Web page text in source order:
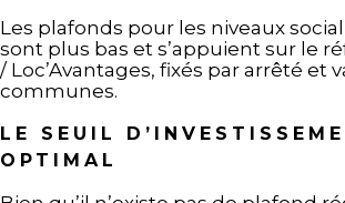
Les plafonds pour les niveaux
sont plus bas et s’appuient sur le
/ Loc’Avantages, fixés par arrêté et
communes.
LE SEUIL
OPTIMAL